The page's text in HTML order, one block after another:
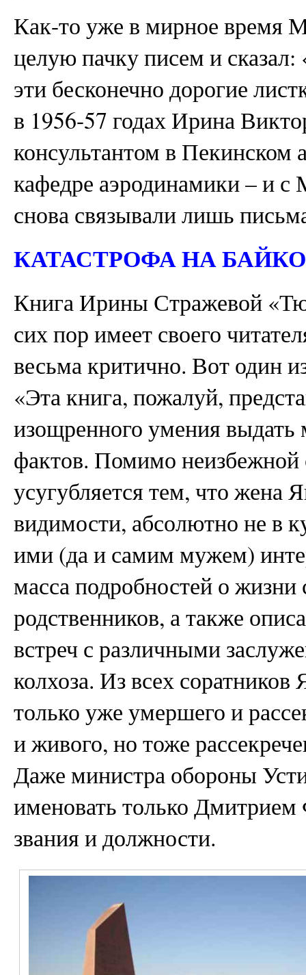
Как-то уже в мирное время
целую пачку писем и
эти бесконечно дорогие
в 1956-57 годах Ирина
консультантом в Пекинском
кафедре аэродинамики – и
снова связывали лишь
КАТАСТРОФА НА
Книга Ирины Стражевой
сих пор имеет своего
весьма критично. Вот один
«Эта книга, пожалуй,
изощренного умения выдать
фактов. Помимо неизбежной
усугубляется тем, что жена
видимости, абсолютно не в
ими (да и самим мужем)
масса подробностей о жизни
родственников, а также
встреч с различными
колхоза. Из всех
только уже умершего и
и живого, но тоже
Даже министра обороны
именовать только Дмитрием
звания и должности.